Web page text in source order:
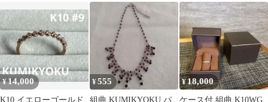
曲 値札付き
ス オンワード樫山
¥14,000
K10 イエローゴールド
¥555
組曲 KUMIKYOKU パ
¥18,000
ケース付 組曲 K10WG